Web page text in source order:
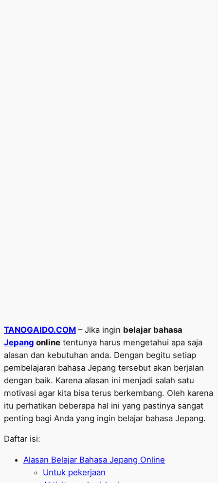
TANOGAIDO.COM – Jika ingin belajar bahasa
Jepang online tentunya harus mengetahui apa saja
alasan dan kebutuhan anda. Dengan begitu setiap
pembelajaran bahasa Jepang tersebut akan berjalan
dengan baik. Karena alasan ini menjadi salah satu
motivasi agar kita bisa terus berkembang. Oleh karena
itu perhatikan beberapa hal ini yang pastinya sangat
penting bagi Anda yang ingin belajar bahasa Jepang.
Daftar isi:
Alasan Belajar Bahasa Jepang Online
Untuk pekerjaan